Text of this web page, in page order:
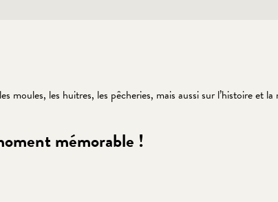
les huitres, les pêcheries, mais aussi sur l’histoire et
mémorable !